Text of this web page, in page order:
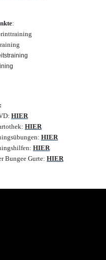
:
HIER
HIER
HIER
HIER
Bungee Gurte: HIER